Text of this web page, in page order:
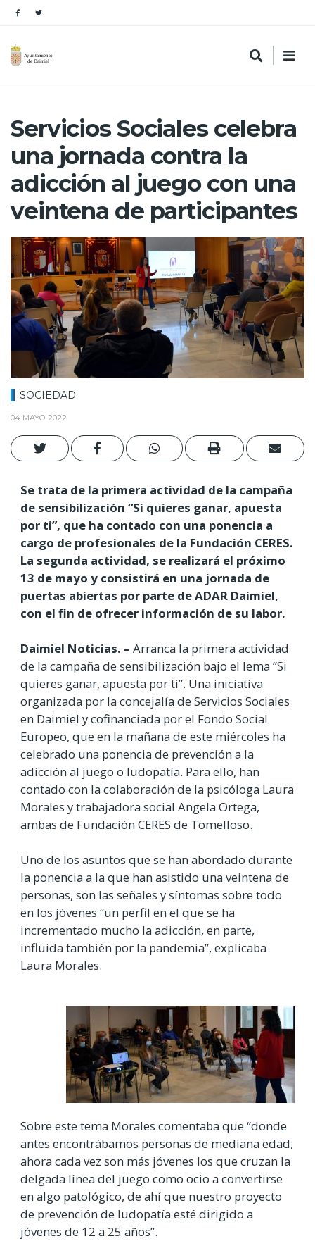
Servicios Sociales celebra
una jornada contra la
adicción al juego con una
veintena de participantes
SOCIEDAD
04 MAYO 2022
Se trata de la primera actividad de la campaña
de sensibilización “Si quieres ganar, apuesta
por ti”, que ha contado con una ponencia a
cargo de profesionales de la Fundación CERES.
La segunda actividad, se realizará el próximo
13 de mayo y consistirá en una jornada de
puertas abiertas por parte de ADAR Daimiel,
con el fin de ofrecer información de su labor.
Daimiel Noticias. – Arranca la primera actividad
de la campaña de sensibilización bajo el lema “Si
quieres ganar, apuesta por ti”. Una iniciativa
organizada por la concejalía de Servicios Sociales
en Daimiel y cofinanciada por el Fondo Social
Europeo, que en la mañana de este miércoles ha
celebrado una ponencia de prevención a la
adicción al juego o ludopatía. Para ello, han
contado con la colaboración de la psicóloga Laura
Morales y trabajadora social Angela Ortega,
ambas de Fundación CERES de Tomelloso.
Uno de los asuntos que se han abordado durante
la ponencia a la que han asistido una veintena de
personas, son las señales y síntomas sobre todo
en los jóvenes “un perfil en el que se ha
incrementado mucho la adicción, en parte,
influida también por la pandemia”, explicaba
Laura Morales.
Sobre este tema Morales comentaba que “donde
antes encontrábamos personas de mediana edad,
ahora cada vez son más jóvenes los que cruzan la
delgada línea del juego como ocio a convertirse
en algo patológico, de ahí que nuestro proyecto
de prevención de ludopatía esté dirigido a
jóvenes de 12 a 25 años”.